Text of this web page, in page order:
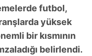
futbol,
yüksek
bir kısmının
belirlendi.